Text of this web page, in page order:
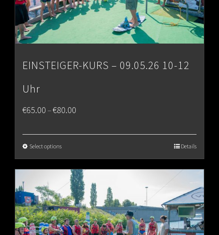
EINSTEIGER-KURS – 09.05.26 10-12
Uhr
€65.00–€80.00
€80.00
Select options Details